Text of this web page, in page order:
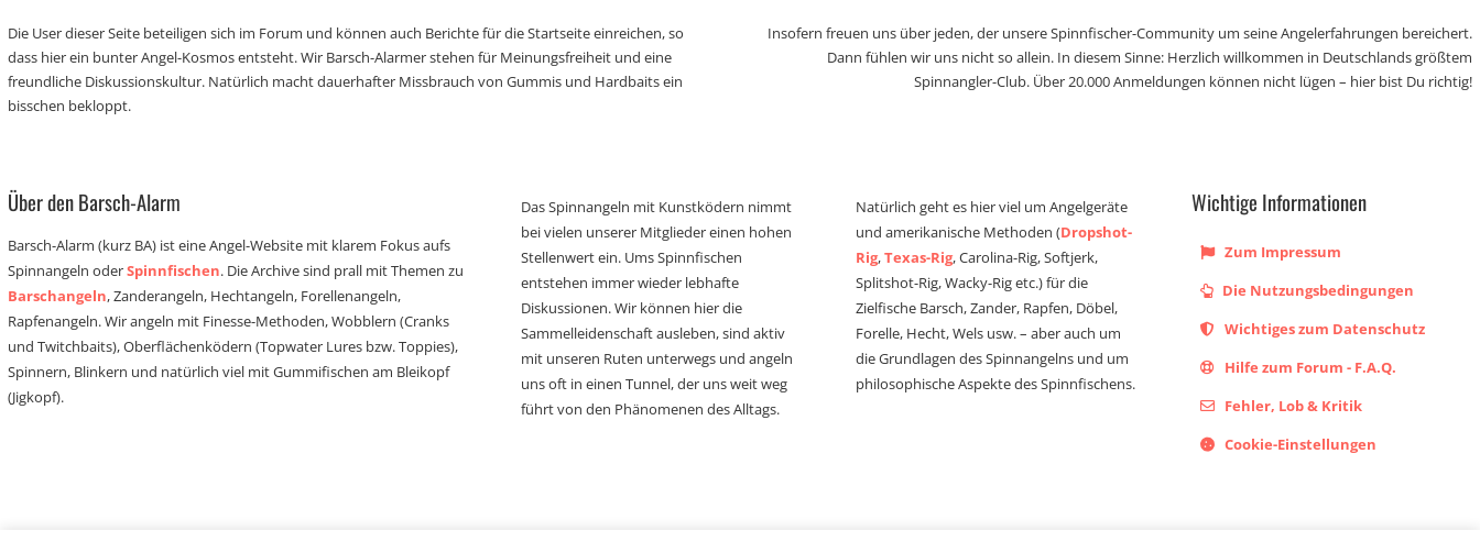
Die User dieser Seite beteiligen sich im Forum und können auch Berichte für die Startseite einreichen, so
dass hier ein bunter Angel-Kosmos entsteht. Wir Barsch-Alarmer stehen für Meinungsfreiheit und eine
freundliche Diskussionskultur. Natürlich macht dauerhafter Missbrauch von Gummis und Hardbaits ein
bisschen bekloppt.
Insofern freuen uns über jeden, der unsere Spinnfischer-Community um seine Angelerfahrungen bereichert.
Dann fühlen wir uns nicht so allein. In diesem Sinne: Herzlich willkommen in Deutschlands größtem
Spinnangler-Club. Über 20.000 Anmeldungen können nicht lügen – hier bist Du richtig!
Über den Barsch-Alarm
Barsch-Alarm (kurz BA) ist eine Angel-Website mit klarem Fokus aufs
Spinnangeln oderSpinnfischen. Die Archive sind prall mit Themen zu
Barschangeln, Zanderangeln, Hechtangeln, Forellenangeln,
Rapfenangeln. Wir angeln mit Finesse-Methoden, Wobblern (Cranks
und Twitchbaits), Oberflächenködern (Topwater Lures bzw. Toppies),
Spinnern, Blinkern und natürlich viel mit Gummifischen am Bleikopf
(Jigkopf).
Das Spinnangeln mit Kunstködern nimmt
bei vielen unserer Mitglieder einen hohen
Stellenwert ein. Ums Spinnfischen
entstehen immer wieder lebhafte
Diskussionen. Wir können hier die
Sammelleidenschaft ausleben, sind aktiv
mit unseren Ruten unterwegs und angeln
uns oft in einen Tunnel, der uns weit weg
führt von den Phänomenen des Alltags.
Natürlich geht es hier viel um Angelgeräte
und amerikanische Methoden (Dropshot-
Rig,Texas-Rig, Carolina-Rig, Softjerk,
Splitshot-Rig, Wacky-Rig etc.) für die
Zielfische Barsch, Zander, Rapfen, Döbel,
Forelle, Hecht, Wels usw. – aber auch um
die Grundlagen des Spinnangelns und um
philosophische Aspekte des Spinnfischens.
Wichtige Informationen
Zum Impressum
Die Nutzungsbedingungen
Wichtiges zum Datenschutz
Hilfe zum Forum - F.A.Q.
Fehler, Lob & Kritik
Cookie-Einstellungen